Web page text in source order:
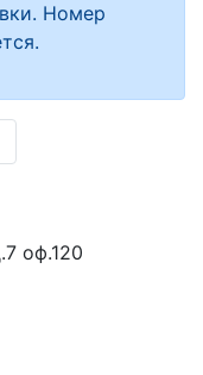
Номер
оф.120